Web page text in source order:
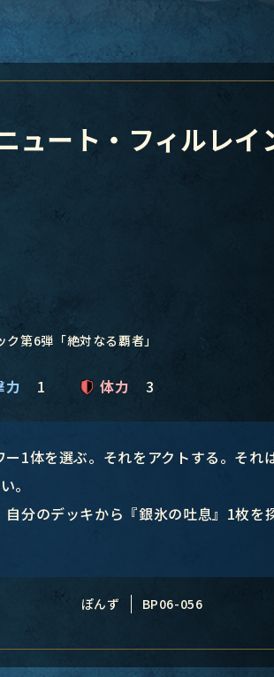
ュート・フィルレイ
ク第6弾「絶対なる覇者」
力 1 体力 3
1体を選ぶ。それをアクトする。それ
。
自分のデッキから『銀氷の吐息』1枚を
ぽんず BP06-056